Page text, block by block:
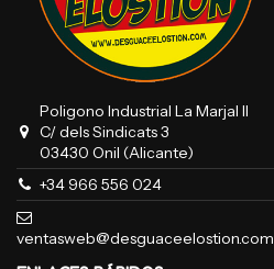
Poligono Industrial La Marjal II
C/ dels Sindicats 3
03430 Onil (Alicante)
+34 966 556 024
ventasweb@desguaceelostion.com